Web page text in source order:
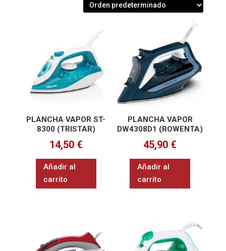
PLANCHA VAPOR ST-
8300 (TRISTAR)
14,50 €
Añadir al
carrito
PLANCHA VAPOR
DW4308D1 (ROWENTA)
45,90 €
Añadir al
carrito